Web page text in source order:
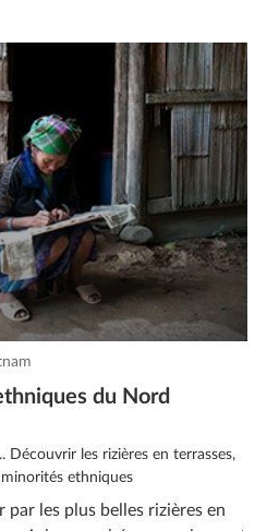
du Nord
Découvrir les rizières en terrasses,
ethniques
par les plus belles rizières en